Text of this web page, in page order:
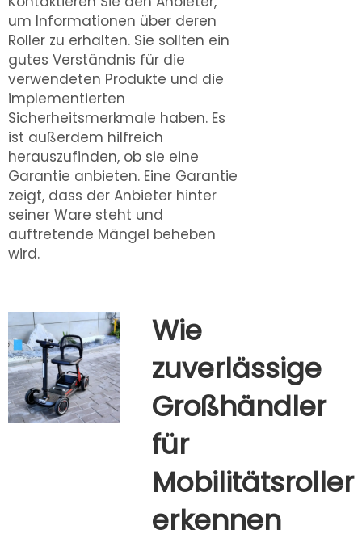
um Informationen über deren
Roller zu erhalten. Sie sollten ein
gutes Verständnis für die
verwendeten Produkte und die
implementierten
Sicherheitsmerkmale haben. Es
ist außerdem hilfreich
herauszufinden, ob sie eine
Garantie anbieten. Eine Garantie
zeigt, dass der Anbieter hinter
seiner Ware steht und
auftretende Mängel beheben
wird.
Wie
zuverlässige
Großhändler
für
Mobilitätsroller
erkennen